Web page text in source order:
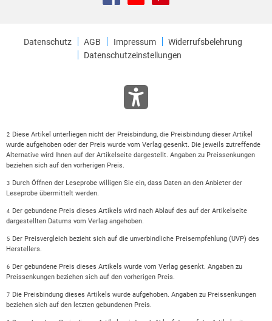
Datenschutz AGB Impressum
Widerrufsbelehrung
Datenschutzeinstellungen
2 Diese Artikel unterliegen nicht der Preisbindung, die Preisbindung dieser Artikel
wurde aufgehoben oder der Preis wurde vom Verlag gesenkt. Die jeweils zutreffende
Alternative wird Ihnen auf der Artikelseite dargestellt. Angaben zu Preissenkungen
beziehen sich auf den vorherigen Preis.
3 Durch Öffnen der Leseprobe willigen Sie ein, dass Daten an den Anbieter der
Leseprobe übermittelt werden.
4 Der gebundene Preis dieses Artikels wird nach Ablauf des auf der Artikelseite
dargestellten Datums vom Verlag angehoben.
5 Der Preisvergleich bezieht sich auf die unverbindliche Preisempfehlung (UVP) des
Herstellers.
6 Der gebundene Preis dieses Artikels wurde vom Verlag gesenkt. Angaben zu
Preissenkungen beziehen sich auf den vorherigen Preis.
7 Die Preisbindung dieses Artikels wurde aufgehoben. Angaben zu Preissenkungen
beziehen sich auf den letzten gebundenen Preis.